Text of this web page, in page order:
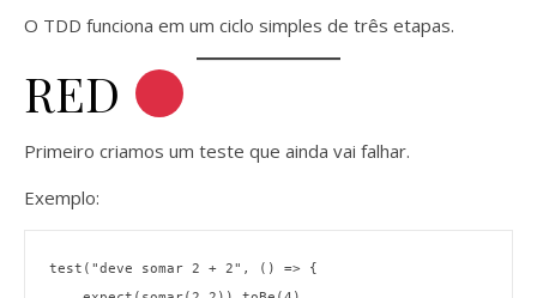
O TDD funciona em um ciclo simples de três etapas.
RED
Primeiro criamos um teste que ainda vai falhar.
Exemplo:
test("deve somar 2 + 2", () => {